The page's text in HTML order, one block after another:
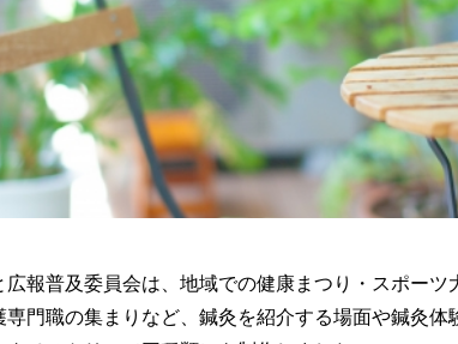
報普及委員会は、地域での健康まつり・スポーツ
専門職の集まりなど、鍼灸を紹介する場面や鍼灸